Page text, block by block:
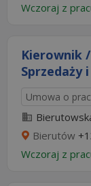
Wczoraj z
Kierownik
Sprzedaży
Umowa o
Bierutów
Wczoraj z